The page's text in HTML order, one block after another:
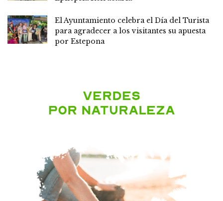
El Ayuntamiento celebra el Día del Turista
para agradecer a los visitantes su apuesta
por Estepona